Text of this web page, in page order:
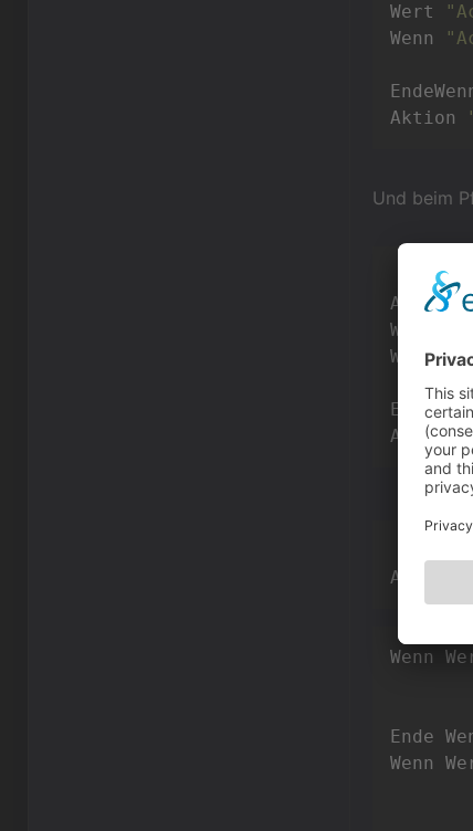
Wert
Wenn
Aktion
Und beim
Wert
Wenn
Aktion
Aktion
Wenn
Ende
Wenn